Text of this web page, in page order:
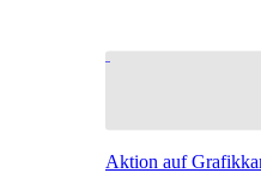
Aktion auf